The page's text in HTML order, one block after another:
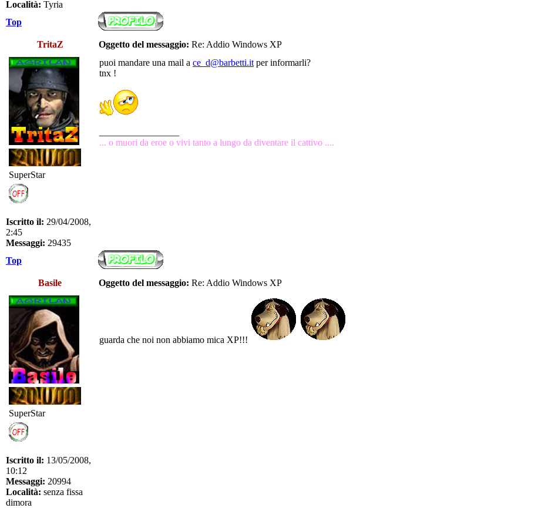
Località: Tyria
Top
TritaZ Oggetto del messaggio: Re: Addio Windows XP
SuperStar
Iscritto il: 29/04/2008,
2:45
Messaggi: 29435
puoi mandare una mail a ce_d@barbetti.it per informarli?
tnx !
... o muori da eroe o vivi tanto a lungo da diventare il cattivo ....
Top
Basile Oggetto del messaggio: Re: Addio Windows XP
SuperStar
Iscritto il: 13/05/2008,
10:12
Messaggi: 20994
Località: senza fissa
dimora
guarda che noi non abbiamo mica XP!!!